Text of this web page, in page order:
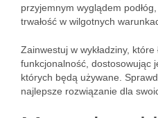
przyjemnym wyglądem
trwałość w wilgotnych
Zainwestuj w wykładziny,
funkcjonalność, dostosowując
których będą używane.
najlepsze rozwiązanie dla